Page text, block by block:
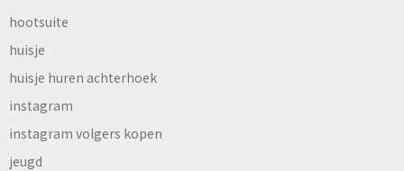
hootsuite
huisje
huisje huren achterhoek
instagram
instagram volgers kopen
jeugd